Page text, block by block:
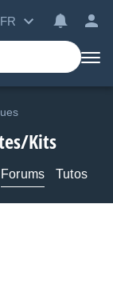
FR
Kits
Forums Tutos